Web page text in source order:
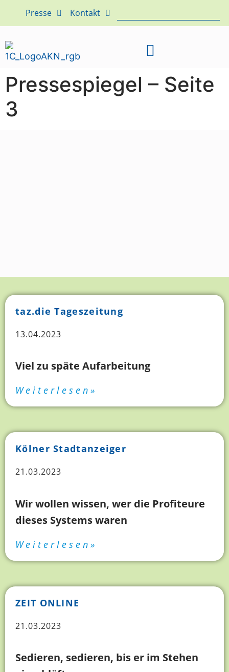
Presse Kontakt
Pressespiegel – Seite
3
taz.die Tageszeitung
13.04.2023
Viel zu späte Aufarbeitung
Weiterlesen»
Kölner Stadtanzeiger
21.03.2023
Wir wollen wissen, wer die Profiteure
dieses Systems waren
Weiterlesen»
ZEIT ONLINE
21.03.2023
Sedieren, sedieren, bis er im Stehen